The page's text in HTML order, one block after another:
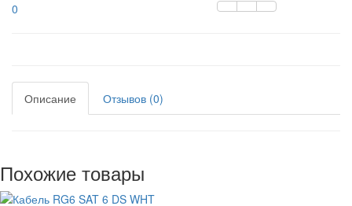
0
Описание Отзывов (0)
Похожие товары